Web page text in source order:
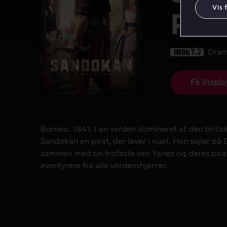
7.2
Få
Borneo, 1841. I en verden domineret af den
Borneo, 1841. I en verden domineret af den
Sandokan en pirat, der lever i nuet. Han sejler på
sammen med sin trofaste ven Yanez og deres
eventyrere fra alle verdenshjørner.
Vis